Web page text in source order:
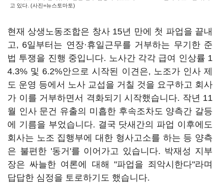
고 있다. (사진=뉴스토마토)
현재 상생노동조합은 창사 15년 만에 첫 파업을 끝내
고, 6일부터는 연장·휴일근무를 거부하는 무기한 준
법 투쟁을 진행 중입니다. 노사간 각각 급여 인상률 1
4.3% 및 6.2%안으로 시작된 이견은, 노조가 인사 제
도 운영 등에서 노사 교섭을 거칠 것을 요구하고 회사
가 이를 거부하면서 격화되기 시작했습니다. 작년 11
월 인사 문건 유출의 미흡한 후속조차도 양측간 갈등
에 기름을 부었습니다. 결국 닷새간의 파업 이후에도
회사는 노조 집행부에 대한 형사고소를 하는 등 양측
은 불편한 '동거'를 이어가고 있습니다. 박재성 지부
장은 싸늘한 여론에 대해 "파업을 죄악시한다"라며
답답한 심정을 토로하기도 했습니다.